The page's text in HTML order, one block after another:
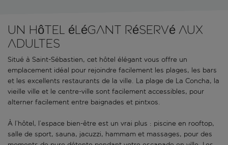
Un hôtel élégant réservé aux
adultes
Situé à Saint-Sébastien, cet hôtel élégant vous offre un
emplacement idéal pour rejoindre facilement les plages, les bars
et les excellents restaurants de la ville. La plage de La Concha, la
vieille ville et le centre-ville sont facilement accessibles, pour
alterner facilement entre baignades et pintxos.
À l’hôtel, l’espace bien-être est un vrai plus : piscine en rooftop,
salle de sport, sauna, jacuzzi, hammam et massages, pour des